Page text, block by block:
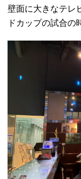
壁面に大きなテレ
ドカップの試合の